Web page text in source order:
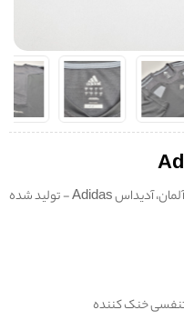
✅️ تیشرت اورجینال مردانه از برند جهانی کشور آلمان، آدیداس Adidas - تولید شده
خنک کننده